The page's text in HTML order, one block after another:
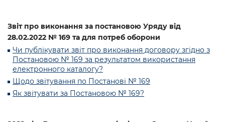
Звіт про виконання за постановою Уряду від
28.02.2022 № 169 та для потреб оборони
Чи публікувати звіт про виконання договору згідно з
Постановою № 169 за результатом використання
електронного каталогу?
Щодо звітування по Постанові № 169
Як звітувати за Постановою № 169?